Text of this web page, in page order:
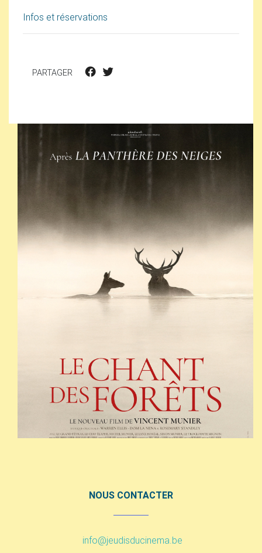
Infos et réservations
PARTAGER
NOUS CONTACTER
info@jeudisducinema.be